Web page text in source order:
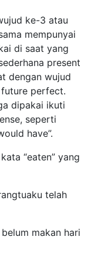
ke-3 atau
mempunyai
di saat yang
present
dengan wujud
perfect.
dipakai ikuti
seperti
have”.
“eaten” yang
telah
makan hari